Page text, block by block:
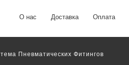
О нас Доставка Оплата
Пневматических Фитингов